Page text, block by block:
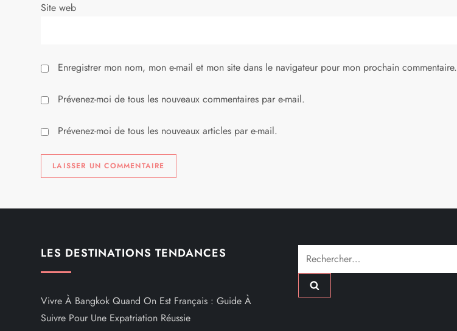
t
c
l
e
Site web
Enregistrer mon nom, mon e-mail et mon site dans le navigateur pour mon prochain commentaire.
Prévenez-moi de tous les nouveaux commentaires par e-mail.
Prévenez-moi de tous les nouveaux articles par e-mail.
LES DESTINATIONS TENDANCES
Vivre À Bangkok Quand On Est Français : Guide À
Suivre Pour Une Expatriation Réussie
Rechercher :